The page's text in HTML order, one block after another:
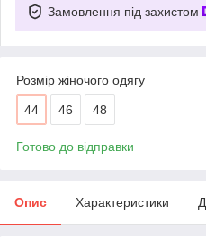
Замовлення під захистом
Розмір жіночого одягу
44 46 48
Готово до відправки
Опис Характеристики